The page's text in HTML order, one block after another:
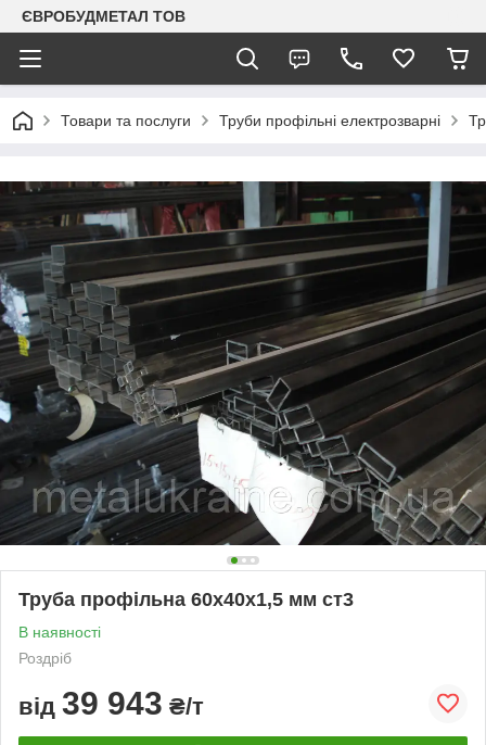
ЄВРОБУДМЕТАЛ ТОВ
Товари та послуги Труби профільні електрозварні
Труба профільна 60х40х1,5 мм ст3
В наявності
Роздріб
від 39 943 ₴/т